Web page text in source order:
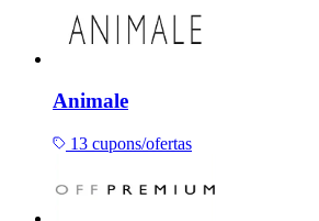
Animale
13 cupons/ofertas